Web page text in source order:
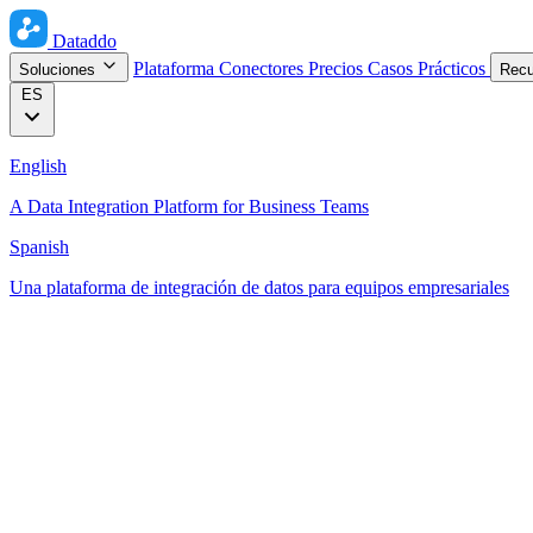
Dataddo
Soluciones Plataforma Conectores Precios Casos Prácticos
ES
English
A Data Integration Platform for Business Teams
Spanish
Una plataforma de integración de datos para equipos empresariales